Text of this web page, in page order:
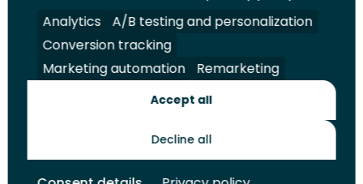
Volg
ons
op
LinkedIn
Volg
ons
op
Facebook
Volg
ons
op
YouTube
Volg
ons
op
Instagram
Juridisch Security A-Z Index
Contact
Toekomstmakers
Analytics
A/B testing and personalization
Conversion tracking
Marketing automation
Remarketing
Accept all
Decline all